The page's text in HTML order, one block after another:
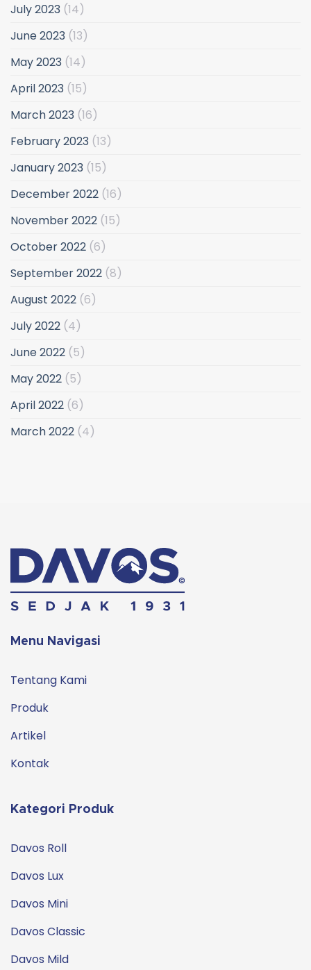
July 2023 (14)
June 2023 (13)
May 2023 (14)
April 2023 (15)
March 2023 (16)
February 2023 (13)
January 2023 (15)
December 2022 (16)
November 2022 (15)
October 2022 (6)
September 2022 (8)
August 2022 (6)
July 2022 (4)
June 2022 (5)
May 2022 (5)
April 2022 (6)
March 2022 (4)
Menu Navigasi
Tentang Kami
Produk
Artikel
Kontak
Kategori Produk
Davos Roll
Davos Lux
Davos Mini
Davos Classic
Davos Mild